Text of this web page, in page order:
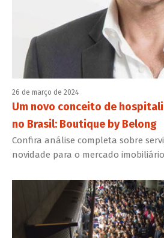
26 de março de 2024
Um novo conceito de
no Brasil: Boutique by Belong
Confira análise completa sobre
novidade para o mercado